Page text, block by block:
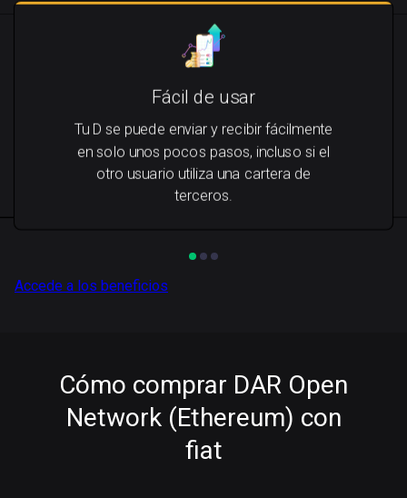
Fácil de usar
Tu D se puede enviar y recibir fácilmente
en solo unos pocos pasos, incluso si el
otro usuario utiliza una cartera de
terceros.
Accede a los beneficios
Cómo comprar DAR Open
Network (Ethereum) con
fiat